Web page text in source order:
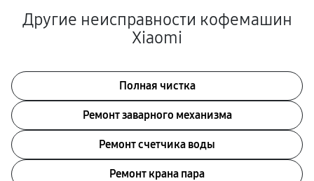
Другие неисправности кофемашин
Xiaomi
Полная чистка
Ремонт заварного механизма
Ремонт счетчика воды
Ремонт крана пара